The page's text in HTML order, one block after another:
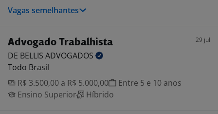
Vagas semelhantes
Advogado Trabalhista 29 jul
DE BELLIS ADVOGADOS
Todo Brasil
R$ 3.500,00 a R$ 5.000,00
Entre 5 e 10 anos
Ensino Superior
Híbrido